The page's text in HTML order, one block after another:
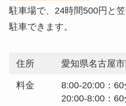
駐車場で、24時間500円と
駐車できます。
住所 愛知県名古屋
料金
8:00-20:00：60
20:00-8:00：60